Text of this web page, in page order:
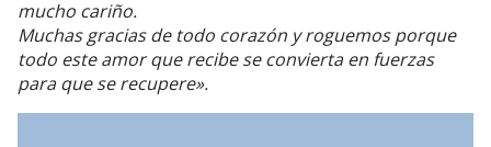
mucho cariño.
Muchas gracias de todo corazón y roguemos porque
todo este amor que recibe se convierta en fuerzas
para que se recupere».